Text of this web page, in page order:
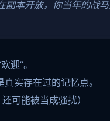
副本开放，你当年的战
迎”。
实存在过的记忆点。
可能被当成骚扰）